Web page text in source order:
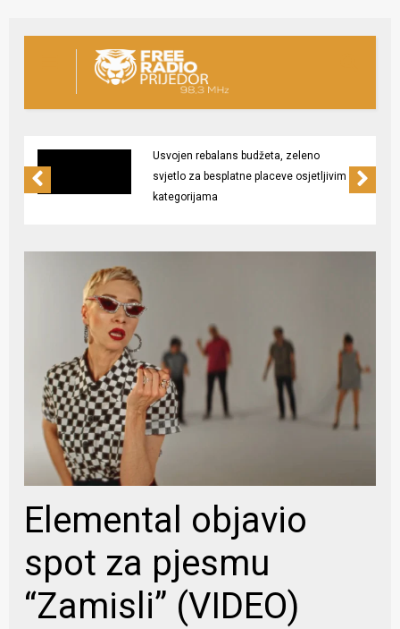
Usvojen rebalans budžeta, zeleno
svjetlo za besplatne placeve osjetljivim
kategorijama
Elemental objavio
spot za pjesmu
“Zamisli” (VIDEO)